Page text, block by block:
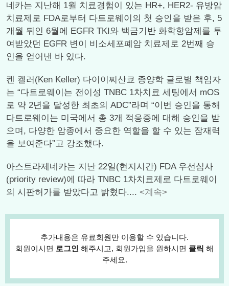
네카는 지난해 1월 치료경험이 있는 HR+, HER2- 유방암
치료제로 FDA로부터 다트로웨이의 첫 승인을 받은 후, 5
개월 뒤인 6월에 EGFR TKI와 백금기반 화학항암제를 투
여받았던 EGFR 변이 비소세포폐암 치료제로 2번째 승
인을 얻어낸 바 있다.
켄 켈러(Ken Keller) 다이이찌산쿄 종양학 글로벌 책임자
는 “다트로웨이는 전이성 TNBC 1차치료 세팅에서 mOS
로 약 2년을 달성한 최초의 ADC”라며 “이번 승인을 통해
다트로웨이는 미국에서 총 3개 적응증에 대해 승인을 받
으며, 다양한 암종에서 중요한 역할을 할 수 있는 잠재력
을 보여준다”고 강조했다.
아스트라제네카는 지난 22일(현지시간) FDA 우선심사
(priority review)에 따라 TNBC 1차치료제로 다트로웨이
의 시판허가를 받았다고 밝혔다.... <계속>
추가내용은 유료회원만 이용할 수 있습니다.
회원이시면 로그인 해주시고, 회원가입을 원하시면 클릭 해
주세요.